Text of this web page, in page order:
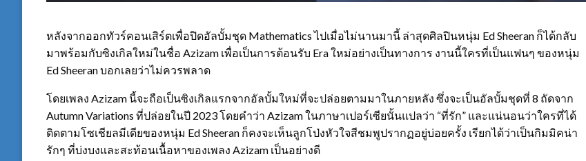
หลังจากออกทัวร์คอนเสิร์ตเพื่อปิดอัลบั้มชุด Mathematics ไปเมื่อไม่นานมานี้ ล่าสุดศิลปินหนุ่ม Ed Sheeran ก็ได้กลับ
มาพร้อมกับซิงเกิลใหม่ในชื่อ Azizam เพื่อเป็นการต้อนรับ Era ใหม่อย่างเป็นทางการ งานนี้ใครที่เป็นแฟนๆ ของหนุ่ม
Ed Sheeran บอกเลยว่าไม่ควรพลาด
โดยเพลง Azizam นี้จะถือเป็นซิงเกิลแรกจากอัลบั้มใหม่ที่จะปล่อยตามมาในภายหลัง ซึ่งจะเป็นอัลบั้มชุดที่ 8 ถัดจาก
Autumn Variations ที่ปล่อยในปี 2023 โดยคำว่า Azizam ในภาษาเปอร์เซียนั้นแปลว่า “ที่รัก” และแน่นอนว่าใครที่ได้
ติดตามโซเชียลมีเดียของหนุ่ม Ed Sheeran ก็คงจะเห็นลูกโป่งหัวใจสีชมพูปรากฏอยู่บ่อยครั้ง เรียกได้ว่าเป็นกิมมิคน่า
รักๆ ที่บ่งบงและสะท้อนเนื้อหาของเพลง Azizam เป็นอย่างดี